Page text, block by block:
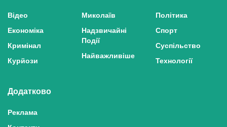
Відео
Економіка
Кримінал
Курйози
Миколаїв
Надзвичайні
Події
Найважливіше
Політика
Спорт
Суспільство
Технології
Додатково
Реклама